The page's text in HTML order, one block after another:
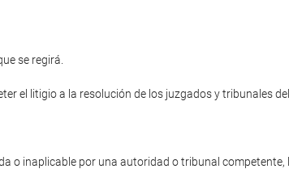
se regirá.
el litigio a la resolución de los juzgados y tribunales
o inaplicable por una autoridad o tribunal